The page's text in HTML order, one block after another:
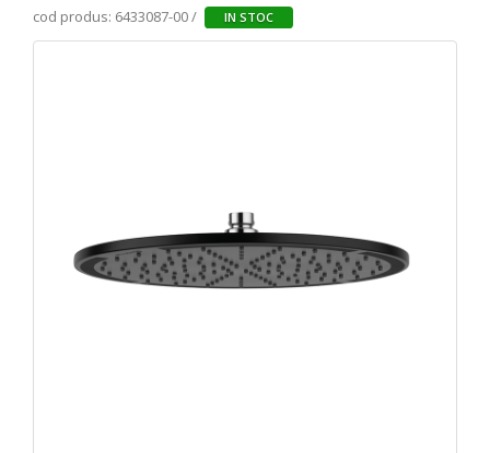
cod produs: 6433087-00 / IN STOC